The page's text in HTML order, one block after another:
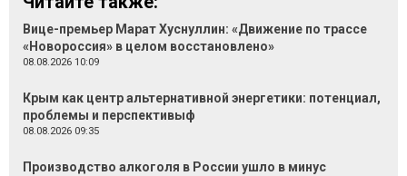
Вице-премьер Марат Хуснуллин: «Движение по трассе
«Новороссия» в целом восстановлено»
08.08.2026 10:09
Крым как центр альтернативной энергетики: потенциал,
проблемы и перспективыф
08.08.2026 09:35
Производство алкоголя в России ушло в минус